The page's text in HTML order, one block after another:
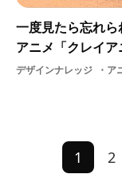
一度見たら忘れ
アニメ「クレイ
デザインナレッジ アニメーションコマ撮り映像
1 2